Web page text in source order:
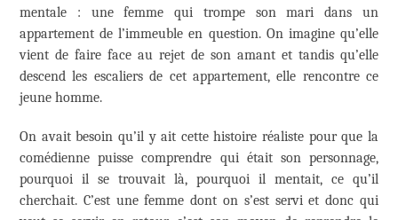
mentale : une femme qui trompe son mari dans un
appartement de l’immeuble en question. On imagine qu’elle
vient de faire face au rejet de son amant et tandis qu’elle
descend les escaliers de cet appartement, elle rencontre ce
jeune homme.
On avait besoin qu’il y ait cette histoire réaliste pour que la
comédienne puisse comprendre qui était son personnage,
pourquoi il se trouvait là, pourquoi il mentait, ce qu’il
cherchait. C’est une femme dont on s’est servi et donc qui